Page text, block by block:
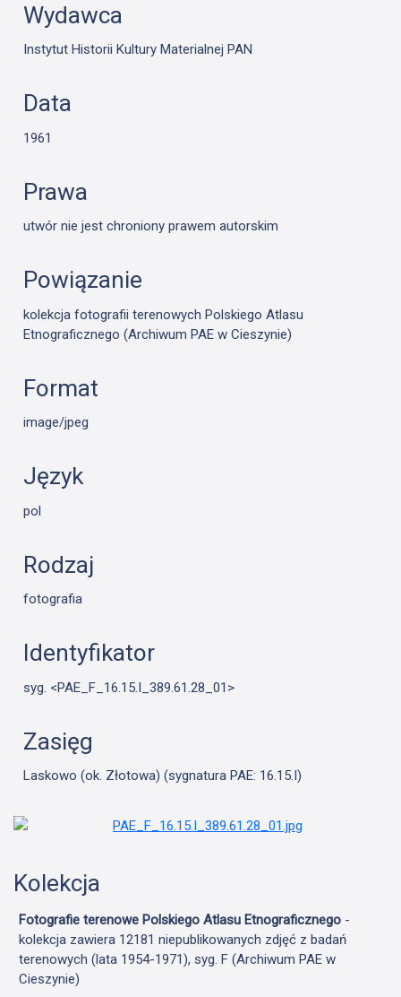
Wydawca
Instytut Historii Kultury Materialnej PAN
Data
1961
Prawa
utwór nie jest chroniony prawem autorskim
Powiązanie
kolekcja fotografii terenowych Polskiego Atlasu
Etnograficznego (Archiwum PAE w Cieszynie)
Format
image/jpeg
Język
pol
Rodzaj
fotografia
Identyfikator
syg. <PAE_F_16.15.I_389.61.28_01>
Zasięg
Laskowo (ok. Złotowa) (sygnatura PAE: 16.15.I)
Kolekcja
Fotografie terenowe Polskiego Atlasu Etnograficznego -
kolekcja zawiera 12181 niepublikowanych zdjęć z badań
terenowych (lata 1954-1971), syg. F (Archiwum PAE w
Cieszynie)